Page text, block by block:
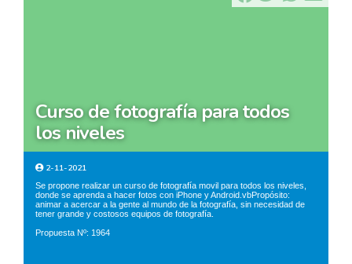
curso de fotografía para todos
los niveles
2-11-2021
Se propone realizar un curso de fotografía movil para todos los niveles,
donde se aprenda a hacer fotos con iPhone y Android.vbPropósito:
animar a acercar a la gente al mundo de la fotografía, sin necesidad de
tener grande y costosos equipos de fotografía.
Propuesta Nº: 1964